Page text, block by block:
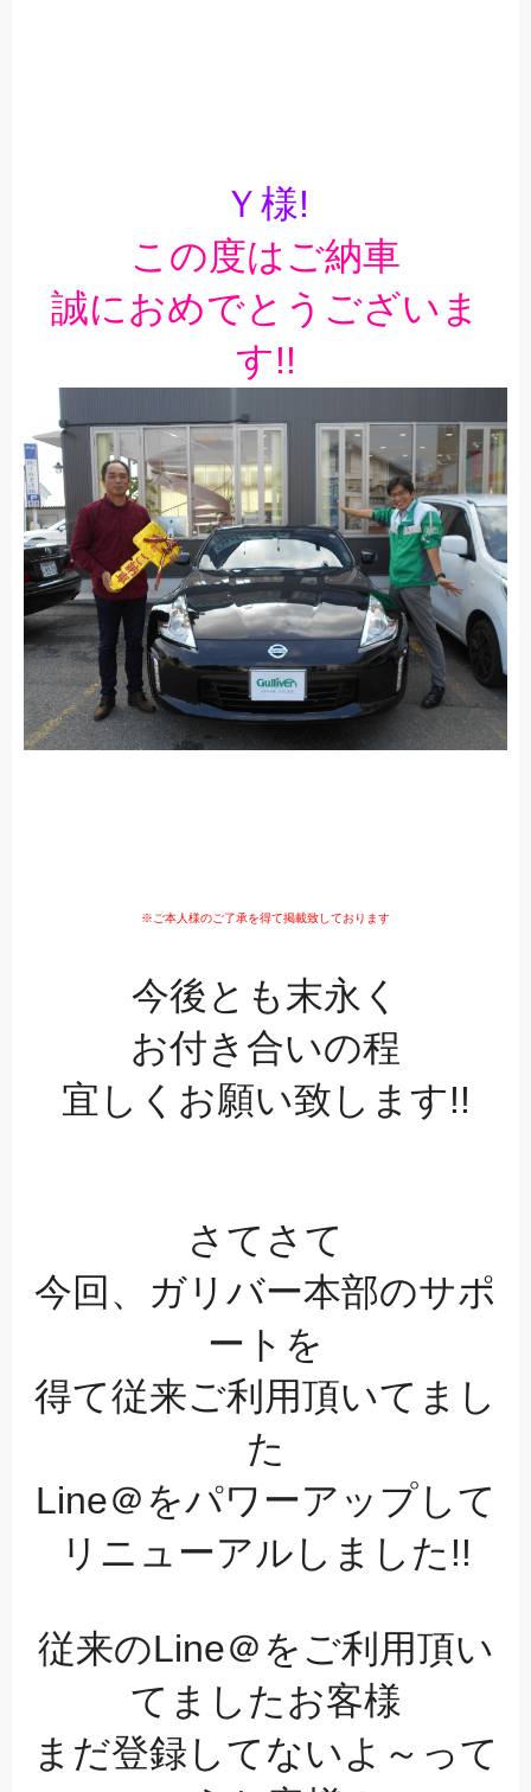
Ｙ様!
この度はご納車
誠におめでとうございま
す!!
※ご本人様のご了承を得て掲載致しております
今後とも末永く
お付き合いの程
宜しくお願い致します!!
さてさて
今回、ガリバー本部のサポ
ートを
得て従来ご利用頂いてまし
た
Line＠をパワーアップして
リニューアルしました!!
従来のLine＠をご利用頂い
てましたお客様
まだ登録してないよ～って